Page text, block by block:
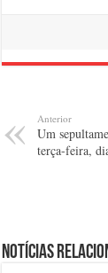
Anterior
Um
terça-feira,
Notícias